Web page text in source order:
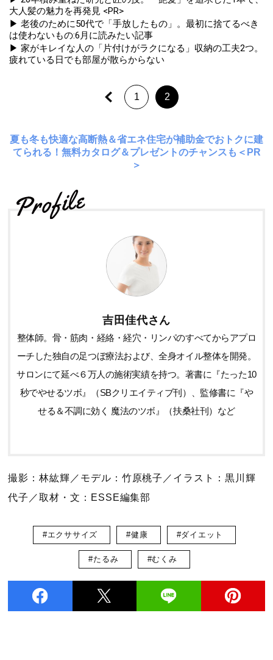
大人髪の魅力を再発見 <PR>
▶ 老後のために50代で「手放したもの」。最初に捨てるべき
は使わないもの:6月に読みたい記事
▶ 家がキレイな人の「片付けがラクになる」収納の工夫2つ。
疲れている日でも部屋が散らからない
1 2
夏も冬も快適な高断熱＆省エネ住宅が補助金でおトクに建
てられる！無料カタログ＆プレゼントのチャンスも＜PR
＞
吉田佳代さん
整体師。骨・筋肉・経絡・経穴・リンパのすべてからアプロ
ーチした独自の足つぼ療法および、全身オイル整体を開発。
サロンにて延べ６万人の施術実績を持つ。著書に『たった10
秒でやせるツボ』（SBクリエイティブ刊）、監修書に『や
せる＆不調に効く 魔法のツボ』（扶桑社刊）など
撮影：林紘輝／モデル：竹原桃子／イラスト：黒川輝
代子／取材・文：ESSE編集部
#エクササイズ #健康 #ダイエット
#たるみ #むくみ